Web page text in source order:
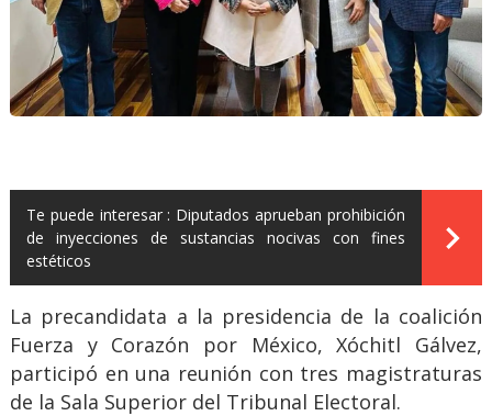
Te puede interesar : Diputados aprueban prohibición
de inyecciones de sustancias nocivas con fines
estéticos
La precandidata a la presidencia de la coalición
Fuerza y Corazón por México, Xóchitl Gálvez,
participó en una reunión con tres magistraturas
de la Sala Superior del Tribunal Electoral.